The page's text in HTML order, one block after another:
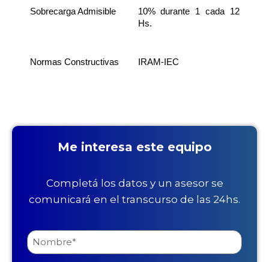
Sobrecarga Admisible
10% durante 1 cada 12
Hs.
Normas Constructivas IRAM-IEC
Me interesa este equipo
Completá los datos y un asesor se
comunicará en el transcurso de las 24hs.